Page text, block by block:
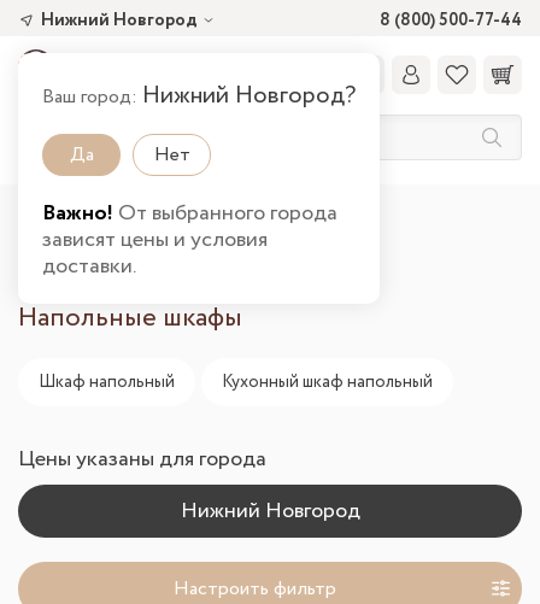
8 (800) 500-77-44
Нижний Новгород
Ваш город: Нижний Новгород?
Да Нет
Важно! От выбранного города
зависят цены и условия
доставки.
Главная Каталог товаров
Кухня
Шкафы напольные в Нижнем Новгороде
Напольные шкафы
Шкаф напольный Кухонный шкаф напольный
Цены указаны для города
Настроить фильтр